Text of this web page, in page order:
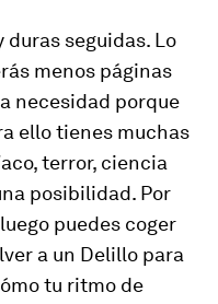
seguidas. Lo
menos páginas
necesidad porque
ello tienes muchas
terror, ciencia
posibilidad. Por
puedes coger
a un Delillo para
tu ritmo de